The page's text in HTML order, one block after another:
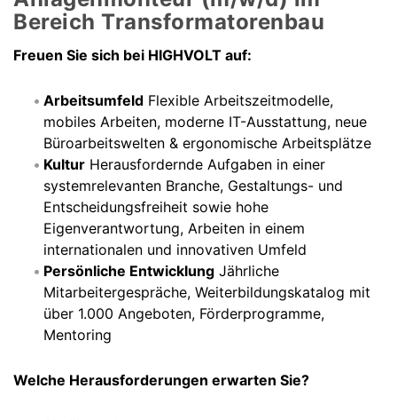
Bereich Transformatorenbau
Freuen Sie sich bei HIGHVOLT auf:
Arbeitsumfeld Flexible Arbeitszeitmodelle,
mobiles Arbeiten, moderne IT-Ausstattung, neue
Büroarbeitswelten & ergonomische Arbeitsplätze
Kultur Herausfordernde Aufgaben in einer
systemrelevanten Branche, Gestaltungs- und
Entscheidungsfreiheit sowie hohe
Eigenverantwortung, Arbeiten in einem
internationalen und innovativen Umfeld
Persönliche Entwicklung Jährliche
Mitarbeitergespräche, Weiterbildungskatalog mit
über 1.000 Angeboten, Förderprogramme,
Mentoring
Welche Herausforderungen erwarten Sie?